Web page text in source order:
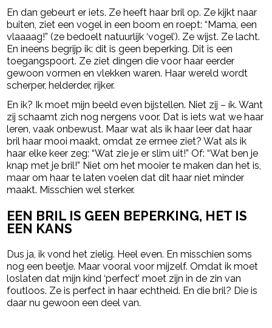
En dan gebeurt er iets. Ze heeft haar bril op. Ze kijkt naar
buiten, ziet een vogel in een boom en roept: “Mama, een
vlaaaag!” (ze bedoelt natuurlijk ‘vogel’). Ze wijst. Ze lacht.
En ineens begrijp ik: dit is geen beperking. Dit is een
toegangspoort. Ze ziet dingen die voor haar eerder
gewoon vormen en vlekken waren. Haar wereld wordt
scherper, helderder, rijker.
En ik? Ik moet mijn beeld even bijstellen. Niet zij – ík. Want
zij schaamt zich nog nergens voor. Dat is iets wat we haar
leren, vaak onbewust. Maar wat als ik haar leer dat haar
bril haar mooi maakt, omdat ze ermee ziet? Wat als ik
haar elke keer zeg: “Wat zie je er slim uit!” Of: “Wat ben je
knap met je bril!” Niet om het mooier te maken dan het is,
maar om haar te laten voelen dat dit haar niet minder
maakt. Misschien wel sterker.
EEN BRIL IS GEEN BEPERKING, HET IS
EEN KANS
Dus ja, ik vond het zielig. Heel even. En misschien soms
nog een beetje. Maar vooral voor mijzelf. Omdat ik moet
loslaten dat mijn kind ‘perfect’ moet zijn in de zin van
foutloos. Ze is perfect in haar echtheid. En die bril? Die is
daar nu gewoon een deel van.